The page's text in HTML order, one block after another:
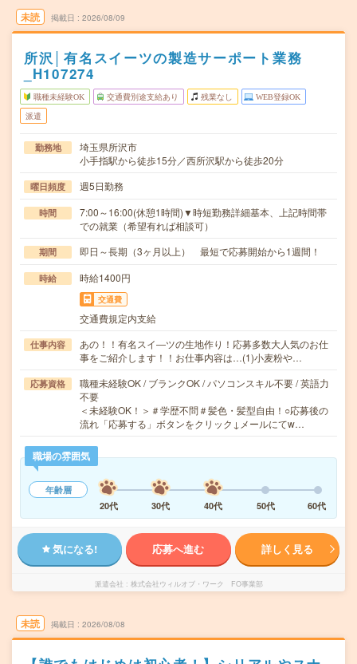
未読 掲載日 2026/08/09
所沢│有名スイーツの製造サーポート業務
_H107274
職種未経験OK 交通費別途支給あり 残業なし WEB登録OK
派遣
勤務地
埼玉県所沢市
小手指駅から徒歩15分／西所沢駅から徒歩20分
曜日頻度 週5日勤務
時間
7:00～16:00(休憩1時間)▼時短勤務詳細基本、上記時間帯
での就業（希望有れば相談可）
期間 即日～長期（3ヶ月以上） 最短で応募開始から1週間！
時給 時給1400円
交通費
交通費規定内支給
仕事内容
あの！！有名スイ―ツの生地作り！応募多数大人気のお仕
事をご紹介します！！お仕事内容は…(1)小麦粉や…
応募資格
職種未経験OK / ブランクOK / パソコンスキル不要 / 英語力
不要
＜未経験OK！＞＃学歴不問＃髪色・髪型自由！○応募後の
流れ「応募する」ボタンをクリック↓メールにてw…
職場の雰囲気
年齢層
20代
30代 40代 50代 60代
気になる! 応募へ進む 詳しく見る
派遣会社 株式会社ウィルオブ・ワーク FO事業部
未読 掲載日 2026/08/08